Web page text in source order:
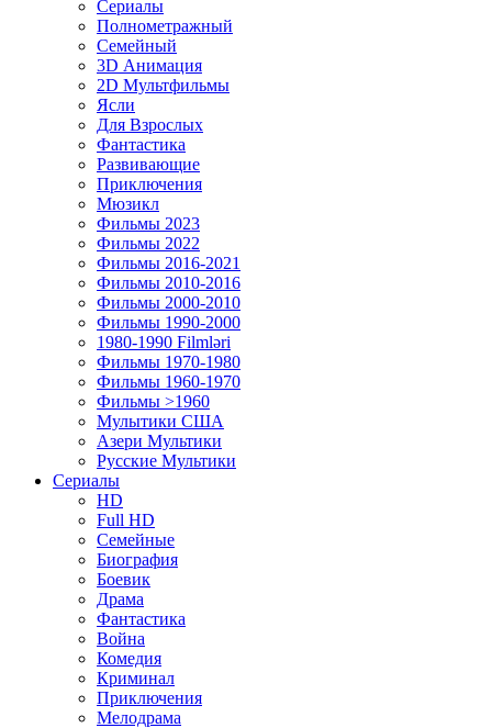
Сериалы
Полнометражный
Семейный
3D Анимация
2D Мультфильмы
Ясли
Для Взрослых
Фантастика
Развивающие
Приключения
Мюзикл
Фильмы 2023
Фильмы 2022
Фильмы 2016-2021
Фильмы 2010-2016
Фильмы 2000-2010
Фильмы 1990-2000
1980-1990 Filmləri
Фильмы 1970-1980
Фильмы 1960-1970
Фильмы >1960
Мулытики США
Азери Мультики
Русские Мультики
Сериалы
HD
Full HD
Семейные
Биография
Боевик
Драма
Фантастика
Война
Комедия
Криминал
Приключения
Мелодрама